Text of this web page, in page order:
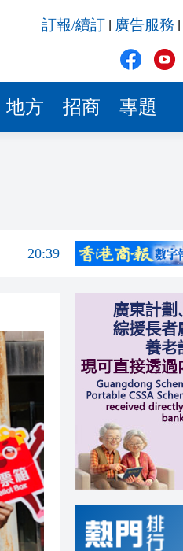
訂報/續訂 廣告服務
地方 招商 專題
21:08
20:42
20:55
20:42
20:41
20:40
20:39